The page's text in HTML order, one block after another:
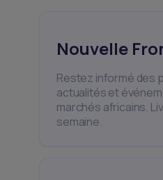
Nouvelle
Restez informé des
actualités et
marchés africains.
semaine.